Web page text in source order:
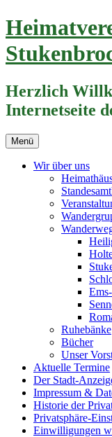
Zum
Inhalt
springen
Herzlich
Internetseite
Menü
Wir über uns
Ruhebänke
Bücher
Unser
Aktuelle Termine
Der Stadt-
Impressum &
Historie der
Privatsphäre-
Einwilligungen